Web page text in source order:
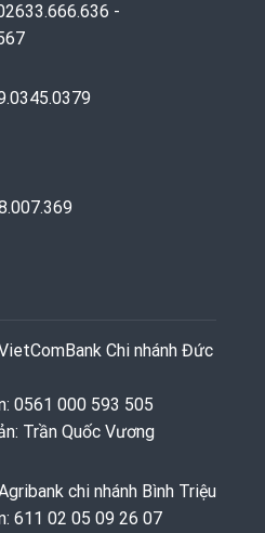
-
Chi nhánh Đức
0561 000 593 505
Trần Quốc Vương
chi nhánh Bình Triệu
611 02 05 09 26 07